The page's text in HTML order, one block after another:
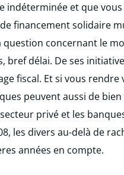
indéterminée et que
financement solidaire
concernant le
bref délai. De ses
fiscal. Et si vous
peuvent aussi de
privé et les
les divers au-delà de
années en compte.